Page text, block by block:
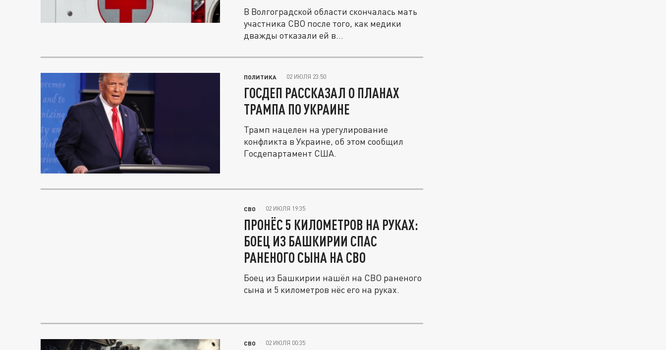
В Волгоградской области скончалась мать
участника СВО после того, как медики
дважды отказали ей в...
ПОЛИТИКА 02 ИЮЛЯ 23:50
ГОСДЕП РАССКАЗАЛ О ПЛАНАХ
ТРАМПА ПО УКРАИНЕ
Трамп нацелен на урегулирование
конфликта в Украине, об этом сообщил
Госдепартамент США.
СВО 02 ИЮЛЯ 19:35
ПРОНЁС 5 КИЛОМЕТРОВ НА РУКАХ:
БОЕЦ ИЗ БАШКИРИИ СПАС
РАНЕНОГО СЫНА НА СВО
Боец из Башкирии нашёл на СВО раненого
сына и 5 километров нёс его на руках.
СВО 02 ИЮЛЯ 00:35